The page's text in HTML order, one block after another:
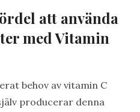
att använda
med Vitamin
behov av vitamin C
producerar denna